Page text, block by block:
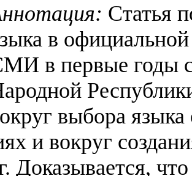
Статья
в
в первые годы
выбора
и вокруг
Доказывается,